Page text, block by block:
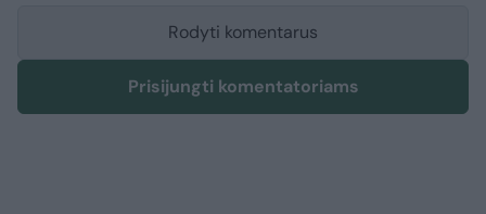
Rodyti komentarus
Prisijungti komentatoriams